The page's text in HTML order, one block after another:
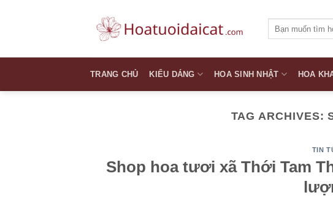
kiếm:
TRANG CHỦ KIỂU DÁNG HOA SINH NHẬT HOA
TAG ARCHIVES:
TIN
Shop hoa tươi xã Thới Tam